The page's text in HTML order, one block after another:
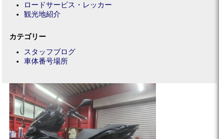
ロードサービス・レッカー
観光地紹介
カテゴリー
スタッフブログ
車体番号場所